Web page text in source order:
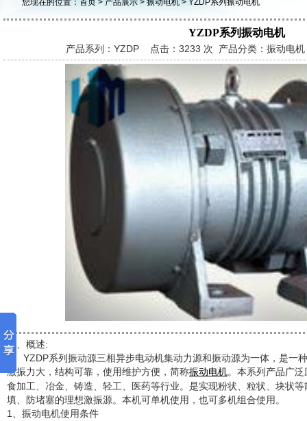
您现在的位置： 首页 > 产品展示 > 振动电机 > YZDP系列振动电机
YZDP系列振动电机
产品系列：YZDP 点击： 3233 次 产品分类：振动电
一、概述:
YZDP系列振动源三相异步电动机集动力源和振动源为一体，是一
激振力大，结构可靠，使用维护方便，简称振动电机。本系列产品广
食加工、冶金、铸造、轻工、医药等行业。是实现粉状、粒状、块状
填、防堵塞的理想激振源。本机可单机使用，也可多机组合使用。
1、振动电机使用条件